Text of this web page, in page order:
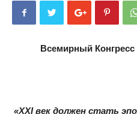
Всемирный
«ХХІ век должен стать